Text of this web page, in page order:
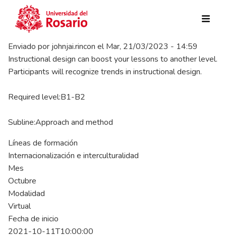
Pasar al contenido principal
Enviado por johnjai.rincon elMar, 21/03/2023 - 14:59
Instructional design can boost your lessons to another level.
Participants will recognize trends in instructional design.
Required level:B1-B2
Subline:Approach and method
Líneas de formación
Internacionalización e interculturalidad
Mes
Octubre
Modalidad
Virtual
Fecha de inicio
2021-10-11T10:00:00